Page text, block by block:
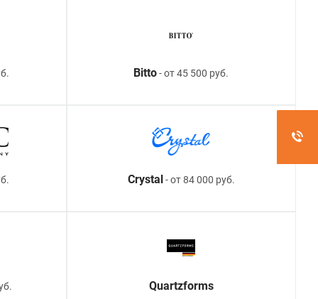
Bitto- от 45 500 руб.
Crystal - от 84 000 руб.
Quartzforms